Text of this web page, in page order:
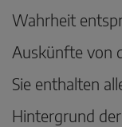
Wahrheit
Auskünfte von
Sie enthalten
Hintergrund